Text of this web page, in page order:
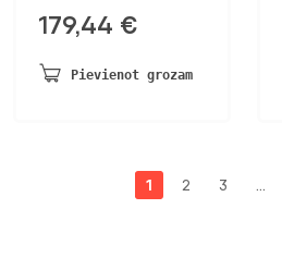
179,44 €
Pievienot grozam
1 2 3 …